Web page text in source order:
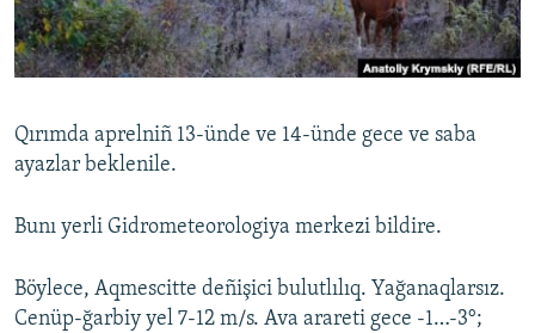
Русский
Українською
QOŞULIÑIZ!
Qırımda aprelniñ 13-ünde ve 14-ünde gece ve saba
ayazlar beklenile.
Bunı yerli Gidrometeorologiya merkezi bildire.
Böylece, Aqmescitte deñişici bulutlılıq. Yağanaqlarsız.
Cenüp-ğarbiy yel 7-12 m/s. Ava arareti gece -1…-3°;